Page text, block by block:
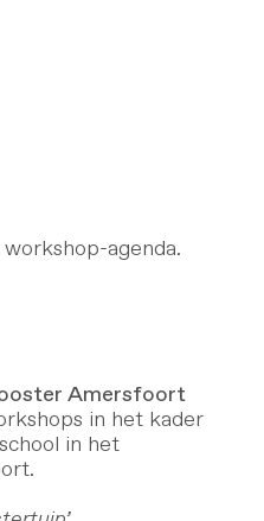
agenda.
Amersfoort
in het kader
in het